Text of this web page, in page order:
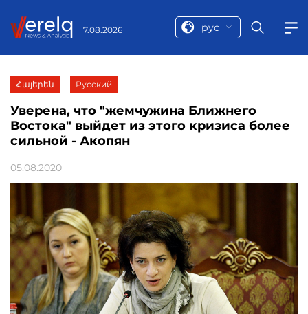
7.08.2026 рус
Հայերեն Русский
Уверена, что "жемчужина Ближнего
Востока" выйдет из этого кризиса более
сильной - Акопян
05.08.2020